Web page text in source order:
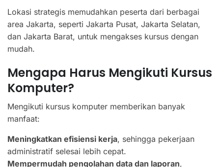
Lokasi strategis memudahkan peserta dari berbagai
area Jakarta, seperti Jakarta Pusat, Jakarta Selatan,
dan Jakarta Barat, untuk mengakses kursus dengan
mudah.
Mengapa Harus Mengikuti Kursus
Komputer?
Mengikuti kursus komputer memberikan banyak
manfaat:
Meningkatkan efisiensi kerja, sehingga pekerjaan
administratif selesai lebih cepat.
Mempermudah pengolahan data dan laporan,